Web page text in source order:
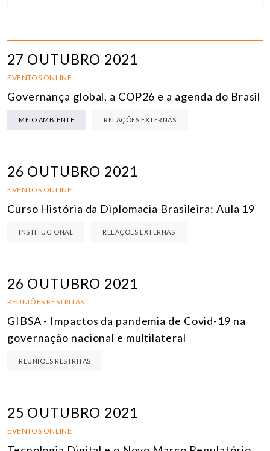
27 OUTUBRO 2021
EVENTOS ONLINE
Governança global, a COP26 e a agenda do Brasil
MEIO AMBIENTE RELAÇÕES EXTERNAS
26 OUTUBRO 2021
EVENTOS ONLINE
Curso História da Diplomacia Brasileira: Aula 19
INSTITUCIONAL RELAÇÕES EXTERNAS
26 OUTUBRO 2021
REUNIÕES RESTRITAS
GIBSA - Impactos da pandemia de Covid-19 na
governação nacional e multilateral
REUNIÕES RESTRITAS
25 OUTUBRO 2021
EVENTOS ONLINE